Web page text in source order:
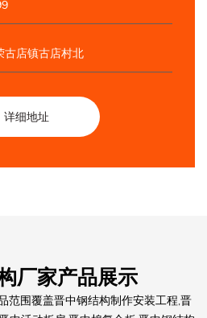
古店镇古店村北
详细地址
厂家产品展示
范围覆盖晋中钢结构制作安装工程,晋